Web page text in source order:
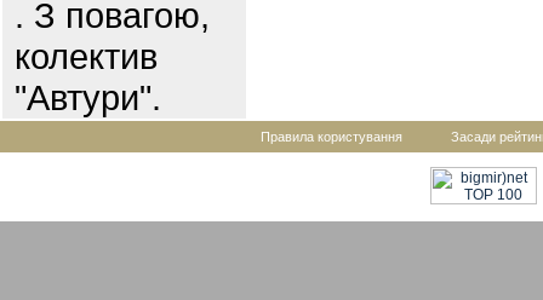
. З повагою,
колектив
"Автури".
Правила користування Засади